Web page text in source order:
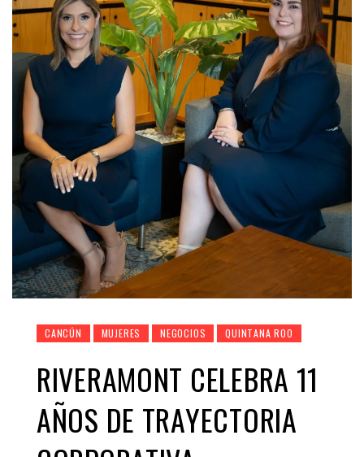
CANCÚN MUJERES NEGOCIOS QUINTANA ROO
RIVERAMONT CELEBRA 11
AÑOS DE TRAYECTORIA